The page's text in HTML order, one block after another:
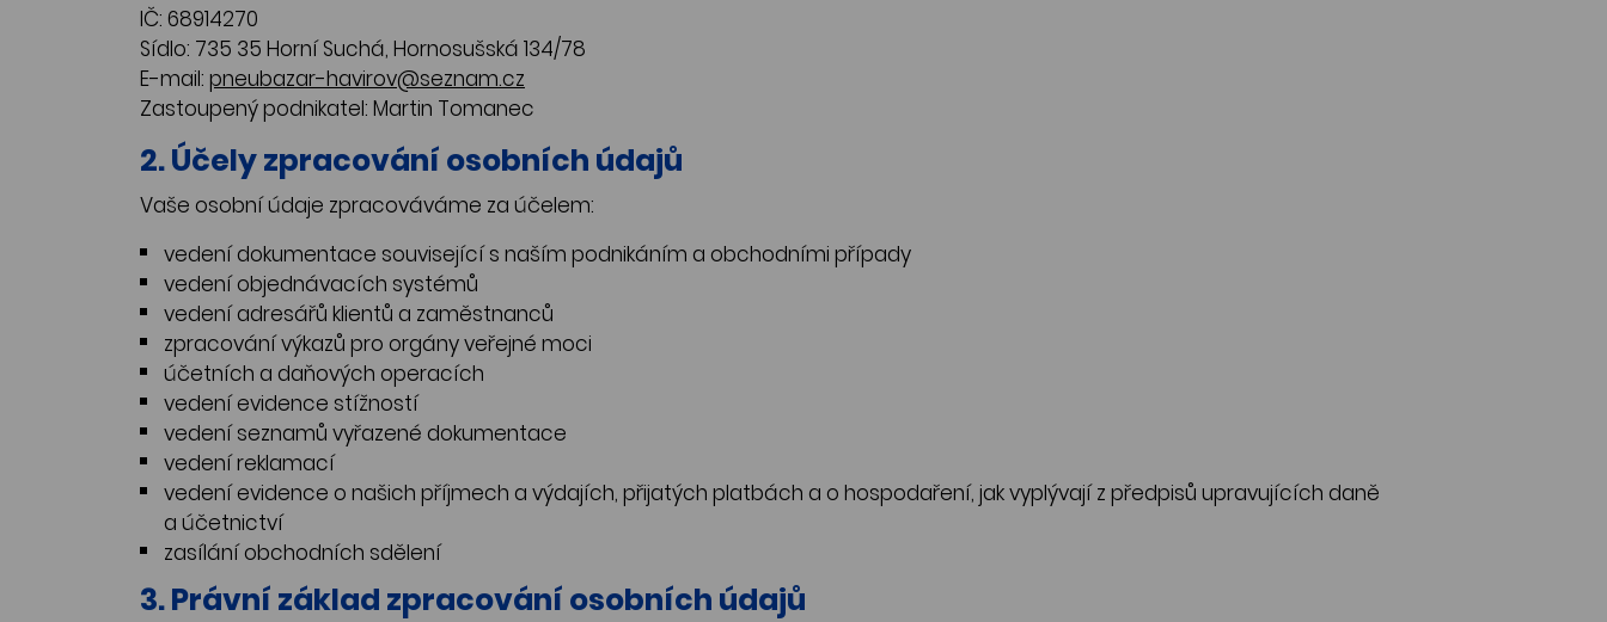
IČ: 68914270
Sídlo: 735 35 Horní Suchá, Hornosušská 134/78
E-mail: pneubazar-havirov@seznam.cz
Zastoupený podnikatel: Martin Tomanec
2. Účely zpracování osobních údajů
Vaše osobní údaje zpracováváme za účelem:
vedení dokumentace související s naším podnikáním a obchodními případy
vedení objednávacích systémů
vedení adresářů klientů a zaměstnanců
zpracování výkazů pro orgány veřejné moci
účetních a daňových operacích
vedení evidence stížností
vedení seznamů vyřazené dokumentace
vedení reklamací
vedení evidence o našich příjmech a výdajích, přijatých platbách a o hospodaření, jak vyplývají z předpisů upravujících daně
a účetnictví
zasílání obchodních sdělení
3. Právní základ zpracování osobních údajů